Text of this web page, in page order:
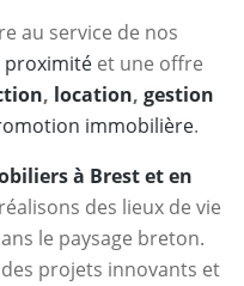
au service de nos
proximité et une offre
, location, gestion
immobilière.
à Brest et en
des lieux de vie
le paysage breton.
projets innovants et